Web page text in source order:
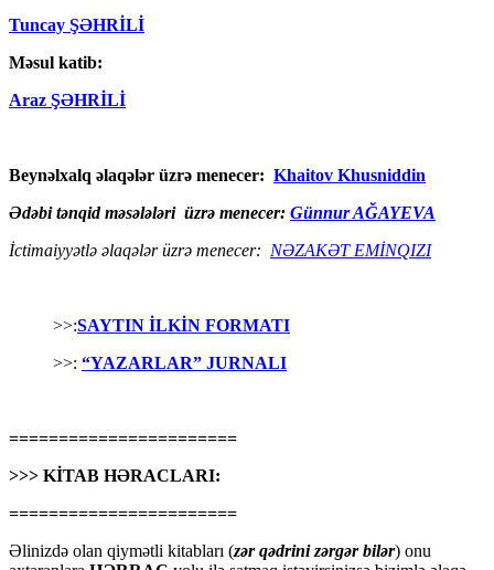
Tuncay ŞƏHRİLİ
Məsul katib:
Araz ŞƏHRİLİ
Beynəlxalq əlaqələr üzrə menecer: Khaitov Khusniddin
Ədəbi tənqid məsələləri üzrə menecer: Günnur AĞAYEVA
İctimaiyyətlə əlaqələr üzrə menecer: NƏZAKƏT EMİNQIZI
>>:SAYTIN İLKİN FORMATI
>>: “YAZARLAR” JURNALI
=======================
>>> KİTAB HƏRACLARI:
=======================
Əlinizdə olan qiymətli kitabları (zər qədrini zərgər bilər) onu